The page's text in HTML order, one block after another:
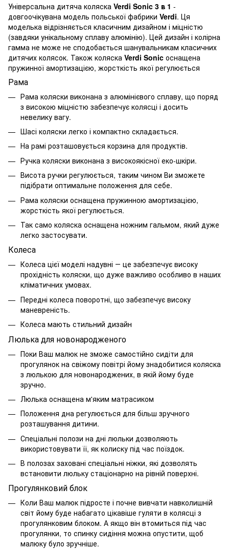
Універсальна дитяча коляска Verdi Sonic 3 в 1 -
довгоочікувана модель польської фабрики Verdi. Ця
моделька відрізняється класичним дизайном і міцністю
(завдяки унікальному сплаву алюмінію). Цей дизайн і колірна
гамма не може не сподобається шанувальникам класичних
дитячих колясок. Також коляска Verdi Sonic оснащена
пружинної амортизацією, жорсткість якої регулюється
Рама
Рама коляски виконана з алюмінієвого сплаву, що поряд
з високою міцністю забезпечує колясці і досить
невелику вагу.
Шасі коляски легко і компактно складається.
На рамі розташовується корзина для продуктів.
Ручка коляски виконана з високоякісної еко-шкіри.
Висота ручки регулюється, таким чином Ви зможете
підібрати оптимальне положення для себе.
Рама коляски оснащена пружинною амортизацією,
жорсткість якої регулюється.
Так само коляска оснащена ножним гальмом, який дуже
легко застосувати.
Колеса
Колеса цієї моделі надувні ― це забезпечує високу
прохідність коляски, що дуже важливо особливо в наших
кліматичних умовах.
Передні колеса поворотні, що забезпечує високу
маневреність.
Колеса мають стильний дизайн
Люлька для новонародженого
Поки Ваш малюк не зможе самостійно сидіти для
прогулянок на свіжому повітрі йому знадобитися коляска
з люлькою для новонароджених, в якій йому буде
зручно.
Люлька оснащена м'яким матрасиком
Положення дна регулюється для більш зручного
розташування дитини.
Спеціальні полози на дні люльки дозволяють
використовувати її, як колиску під час поїздок.
В полозах заховані спеціальні ніжки, які дозволять
встановити люльку стаціонарно на рівній поверхні.
Прогулянковий блок
Коли Ваш малюк підросте і почне вивчати навколишній
світ йому буде набагато цікавіше гуляти в колясці з
прогулянковим блоком. А якщо він втомиться під час
прогулянки, то спинку сидіння можна опустити, щоб
малюку було зручніше.